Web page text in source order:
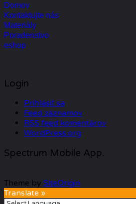
Domov
Kontaktujte nás
Materiály
Poradenstvo
eshop
Login
Prihlásiť sa
Feed záznamov
RSS feed komentárov
WordPress.org
Spectrum Mobile App.
Theme by SiteOrigin
Translate »